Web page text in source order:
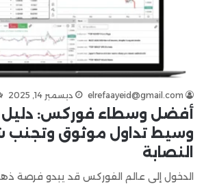
elrefaayeid@gmail.com ديسمبر 14, 2025
أفضل وسطاء فوركس: دليل
وسيط تداول موثوق وتجنب
النصابة
الدخول إلى عالم الفوركس قد يبدو فرصة